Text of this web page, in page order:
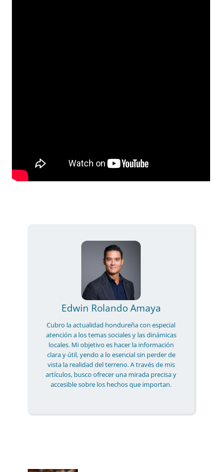
Edwin Rolando Amaya
Cubro la actualidad hondureña con especial
atención a los temas sociales y las dinámicas
locales. Mi objetivo es hacer la información
clara y útil, yendo a lo esencial sin perder de
vista la realidad del terreno. A través de mis
artículos, busco ofrecer una mirada precisa y
accesible sobre los hechos que importan.